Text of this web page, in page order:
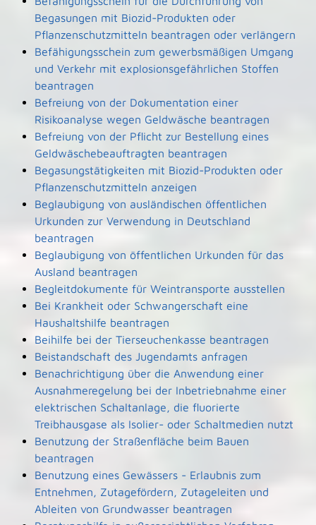
Begasungen mit Biozid-Produkten oder
Pflanzenschutzmitteln beantragen oder verlängern
Befähigungsschein zum gewerbsmäßigen Umgang
und Verkehr mit explosionsgefährlichen Stoffen
beantragen
Befreiung von der Dokumentation einer
Risikoanalyse wegen Geldwäsche beantragen
Befreiung von der Pflicht zur Bestellung eines
Geldwäschebeauftragten beantragen
Begasungstätigkeiten mit Biozid-Produkten oder
Pflanzenschutzmitteln anzeigen
Beglaubigung von ausländischen öffentlichen
Urkunden zur Verwendung in Deutschland
beantragen
Beglaubigung von öffentlichen Urkunden für das
Ausland beantragen
Begleitdokumente für Weintransporte ausstellen
Bei Krankheit oder Schwangerschaft eine
Haushaltshilfe beantragen
Beihilfe bei der Tierseuchenkasse beantragen
Beistandschaft des Jugendamts anfragen
Benachrichtigung über die Anwendung einer
Ausnahmeregelung bei der Inbetriebnahme einer
elektrischen Schaltanlage, die fluorierte
Treibhausgase als Isolier- oder Schaltmedien nutzt
Benutzung der Straßenfläche beim Bauen
beantragen
Benutzung eines Gewässers - Erlaubnis zum
Entnehmen, Zutagefördern, Zutageleiten und
Ableiten von Grundwasser beantragen